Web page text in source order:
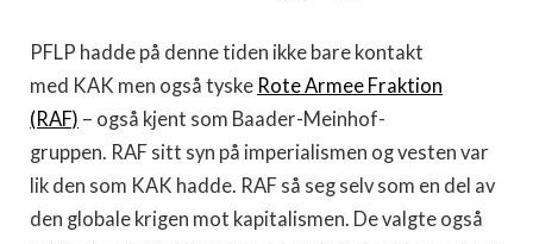
PFLP hadde på denne tiden ikke bare kontakt
med KAK men også tyske Rote Armee Fraktion
(RAF) – også kjent som Baader-Meinhof-
gruppen. RAF sitt syn på imperialismen og vesten var
lik den som KAK hadde. RAF så seg selv som en del av
den globale krigen mot kapitalismen. De valgte også